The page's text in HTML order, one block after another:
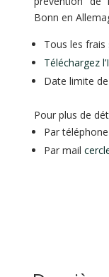
Bonn en
Tous les frais
Téléchargez
Date limite
Pour plus de
Par
Par mail